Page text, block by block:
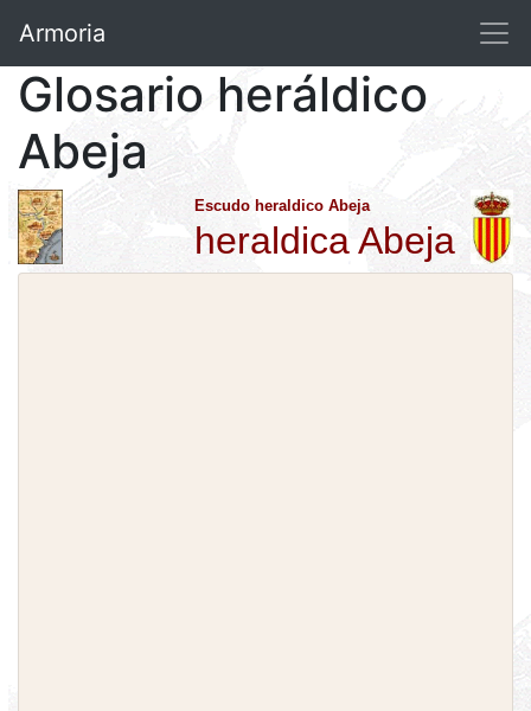
Armoria
Glosario heráldico
Abeja
Escudo heraldico Abeja
heraldica Abeja